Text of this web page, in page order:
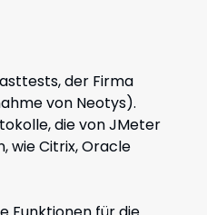
der Firma
von Neotys).
die von JMeter
wie Citrix, Oracle